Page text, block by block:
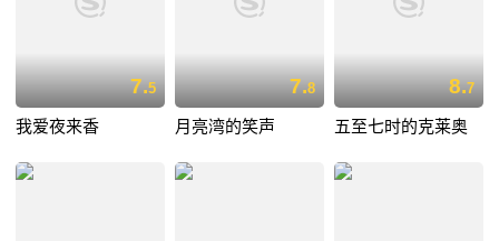
7.5
我爱夜来香
7.8
月亮湾的笑声
8.7
五至七时的克莱奥